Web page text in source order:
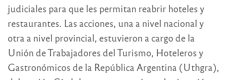
judiciales para que les permitan reabrir hoteles y
restaurantes. Las acciones, una a nivel nacional y
otra a nivel provincial, estuvieron a cargo de la
Unión de Trabajadores del Turismo, Hoteleros y
Gastronómicos de la República Argentina (Uthgra),